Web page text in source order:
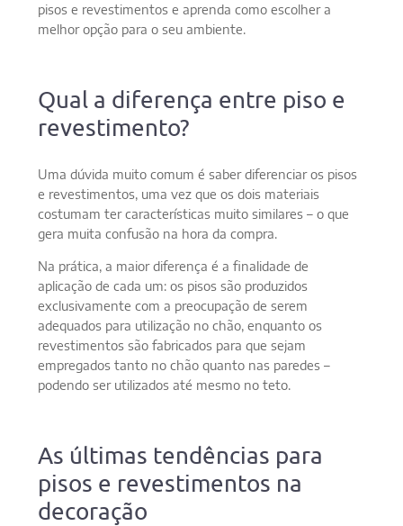
pisos e revestimentos e aprenda como escolher a
melhor opção para o seu ambiente.
Qual a diferença entre piso e
revestimento?
Uma dúvida muito comum é saber diferenciar os pisos
e revestimentos, uma vez que os dois materiais
costumam ter características muito similares – o que
gera muita confusão na hora da compra.
Na prática, a maior diferença é a finalidade de
aplicação de cada um: os pisos são produzidos
exclusivamente com a preocupação de serem
adequados para utilização no chão, enquanto os
revestimentos são fabricados para que sejam
empregados tanto no chão quanto nas paredes –
podendo ser utilizados até mesmo no teto.
As últimas tendências para
pisos e revestimentos na
decoração